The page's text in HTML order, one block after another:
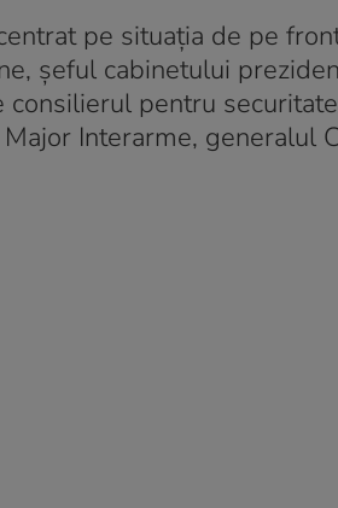
pe situația de pe
șeful cabinetului
pentru
Interarme, generalul